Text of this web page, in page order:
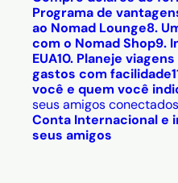
Programa de
ao Nomad Lounge8.
com o Nomad Shop9.
EUA10. Planeje
gastos com facilidade
você e quem você
seus amigos
Conta Internacional e
seus amigos